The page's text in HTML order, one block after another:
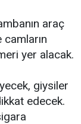
araç
yer alacak.
giysiler
edecek.